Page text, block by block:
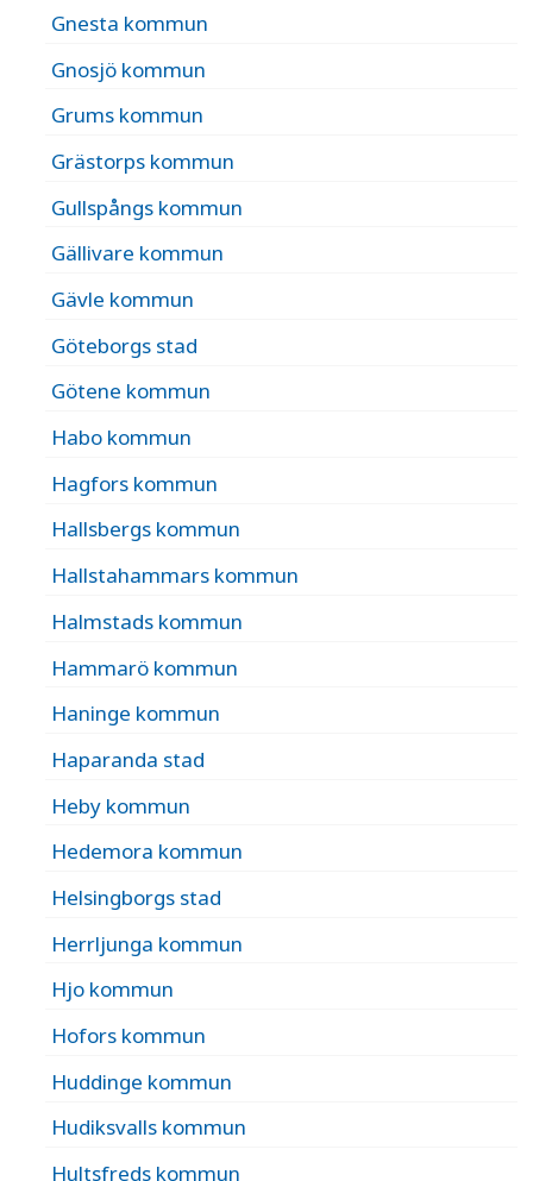
Gnesta kommun
Gnosjö kommun
Grums kommun
Grästorps kommun
Gullspångs kommun
Gällivare kommun
Gävle kommun
Göteborgs stad
Götene kommun
Habo kommun
Hagfors kommun
Hallsbergs kommun
Hallstahammars kommun
Halmstads kommun
Hammarö kommun
Haninge kommun
Haparanda stad
Heby kommun
Hedemora kommun
Helsingborgs stad
Herrljunga kommun
Hjo kommun
Hofors kommun
Huddinge kommun
Hudiksvalls kommun
Hultsfreds kommun